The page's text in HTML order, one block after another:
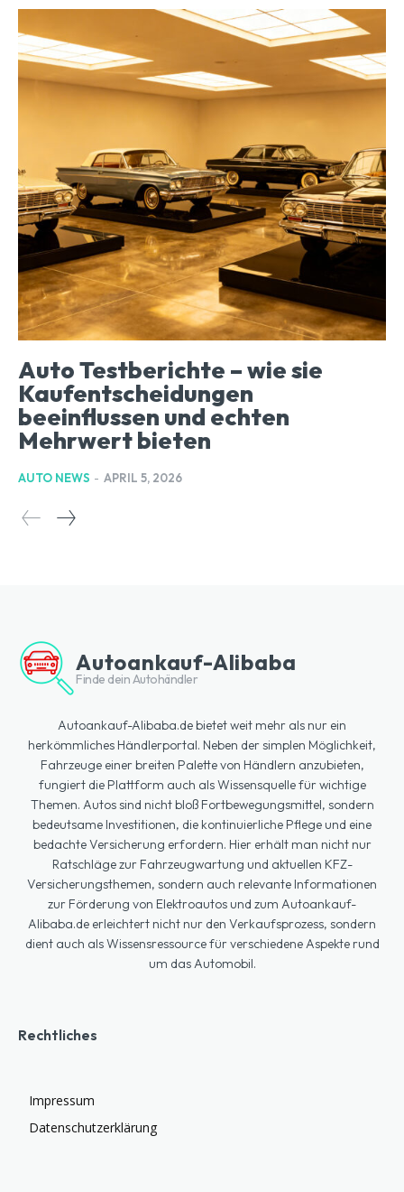
Auto Testberichte – wie sie
Kaufentscheidungen
beeinflussen und echten
Mehrwert bieten
AUTO NEWS - APRIL 5, 2026
Autoankauf-Alibaba
Finde dein Autohändler
Autoankauf-Alibaba.de bietet weit mehr als nur ein
herkömmliches Händlerportal. Neben der simplen Möglichkeit,
Fahrzeuge einer breiten Palette von Händlern anzubieten,
fungiert die Plattform auch als Wissensquelle für wichtige
Themen. Autos sind nicht bloß Fortbewegungsmittel, sondern
bedeutsame Investitionen, die kontinuierliche Pflege und eine
bedachte Versicherung erfordern. Hier erhält man nicht nur
Ratschläge zur Fahrzeugwartung und aktuellen KFZ-
Versicherungsthemen, sondern auch relevante Informationen
zur Förderung von Elektroautos und zum Autoankauf-
Alibaba.de erleichtert nicht nur den Verkaufsprozess, sondern
dient auch als Wissensressource für verschiedene Aspekte rund
um das Automobil.
Rechtliches
Impressum
Datenschutzerklärung